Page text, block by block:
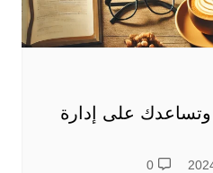
وتساعدك على إدارة
0